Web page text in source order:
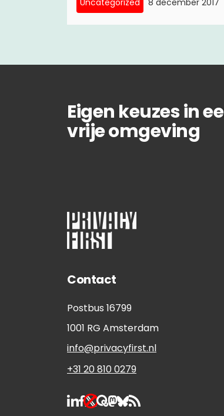
Uncategorized 8 december 2017
Eigen keuzes in
vrije omgeving
Contact
Postbus 16799
1001 RG Amsterdam
info@privacyfirst.nl
+31 20 810 0279